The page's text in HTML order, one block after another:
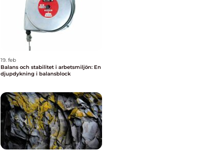
19. feb
Balans och stabilitet i arbetsmiljön: En
djupdykning i balansblock